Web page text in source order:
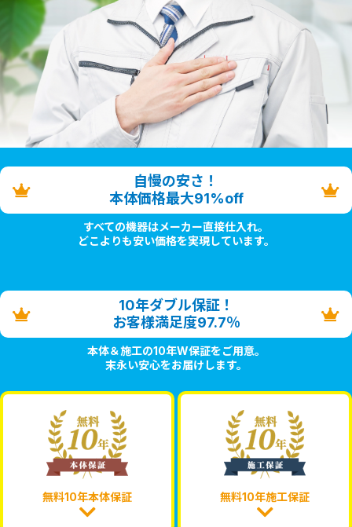
自慢の安さ！
本体価格最大91%off
すべての機器はメーカー直接仕入れ。
どこよりも安い価格を実現しています。
10年ダブル保証！
お客様満足度97.7％
本体＆施工の10年W保証をご用意。
末永い安心をお届けします。
無料10年本体保証 無料10年施工保証